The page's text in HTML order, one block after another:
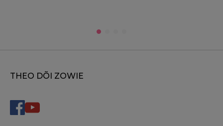
THEO DÕI ZOWIE